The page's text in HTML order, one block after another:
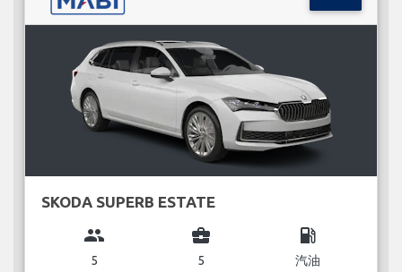
SKODA SUPERB ESTATE
group
5
business_center
5
local_gas_station
汽油